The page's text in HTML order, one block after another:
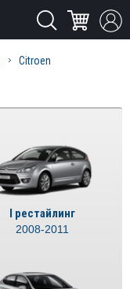
Citroen
I рестайлинг
2008-2011